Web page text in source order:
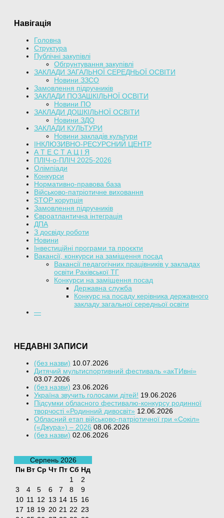
Навігація
Головна
Структура
Публічні закупівлі
Обгрунтування закупівлі
ЗАКЛАДИ ЗАГАЛЬНОЇ СЕРЕДНЬОЇ ОСВІТИ
Новини ЗЗСО
Замовлення підручників
ЗАКЛАДИ ПОЗАШКІЛЬНОЇ ОСВІТИ
Новини ПО
ЗАКЛАДИ ДОШКІЛЬНОЇ ОСВІТИ
Новини ЗДО
ЗАКЛАДИ КУЛЬТУРИ
Новини закладів культури
ІНКЛЮЗИВНО-РЕСУРСНИЙ ЦЕНТР
А Т Е С Т А Ц І Я
ПЛІЧ-о-ПЛІЧ 2025-2026
Олімпіади
Конкурси
Нормативно-правова база
Військово-патріотичне виховання
STOP корупція
Замовлення підручників
Євроатлантична інтеграція
ДПА
З досвіду роботи
Новини
Інвестиційні програми та проєкти
Вакансії, конкурси на заміщення посад
Вакансії педагогічних працівників у закладах
освіти Рахівської ТГ
Конкурси на заміщення посад
Державна служба
Конкурс на посаду керівника державного
закладу загальної середньої освіти
—
НЕДАВНІ ЗАПИСИ
(без назви) 10.07.2026
Дитячий мультиспортивний фестиваль «акТИвні»
03.07.2026
(без назви) 23.06.2026
Україна звучить голосами дітей! 19.06.2026
Підсумки обласного фестивалю-конкурсу родинної
творчості «Родинний дивосвіт» 12.06.2026
Обласний етап військово-патріотичної гри «Сокіл»
(«Джура») – 2026 08.06.2026
(без назви) 02.06.2026
Серпень 2026
Пн Вт Ср Чт Пт Сб Нд
1
2
3
4 5 6 7 8
9
10 11 12 13 14 15 16
17 18 19 20 21 22 23